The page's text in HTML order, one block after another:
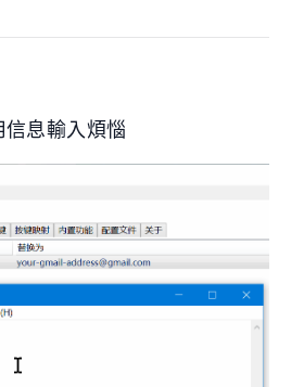
息輸入煩惱